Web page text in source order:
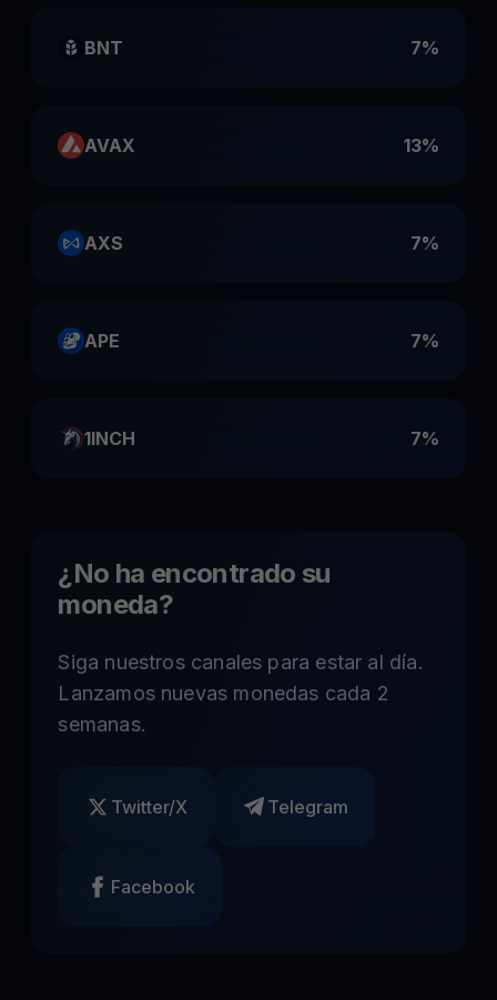
BNT 7%
AVAX 13%
AXS 7%
APE 7%
1INCH 7%
¿No ha encontrado su
moneda?
Siga nuestros canales para estar al día.
Lanzamos nuevas monedas cada 2
semanas.
Twitter/X Telegram
Facebook